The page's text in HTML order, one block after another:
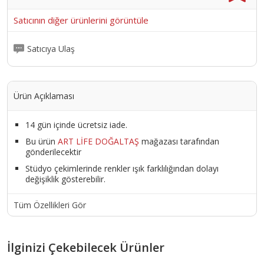
Satıcının diğer ürünlerini görüntüle
Satıcıya Ulaş
Ürün Açıklaması
14 gün içinde ücretsiz iade.
Bu ürün ART LİFE DOĞALTAŞ mağazası tarafından
gönderilecektir
Stüdyo çekimlerinde renkler ışık farklılığından dolayı
değişiklik gösterebilir.
Tüm Özellikleri Gör
İlginizi Çekebilecek Ürünler